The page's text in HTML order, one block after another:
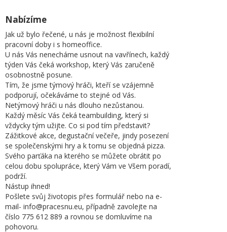
Nabízíme
Jak už bylo řečené, u nás je možnost flexibilní
pracovní doby i s homeoffice.
U nás Vás nenecháme usnout na vavřínech, každý
týden Vás čeká workshop, který Vás zaručeně
osobnostně posune.
Tím, že jsme týmový hráči, kteří se vzájemně
podporují, očekáváme to stejné od Vás.
Netýmový hráči u nás dlouho nezůstanou.
Každý měsíc Vás čeká teambuilding, který si
vždycky tým užijte. Co si pod tím představit?
Zážitkové akce, degustační večeře, jindy posezení
se společenskými hry a k tomu se objedná pizza.
Svého parťáka na kterého se můžete obrátit po
celou dobu spolupráce, který Vám ve Všem poradí,
podrží.
Nástup ihned!
Pošlete svůj životopis přes formulář nebo na e-
mail- info@pracesnu.eu, případně zavolejte na
číslo 775 612 889 a rovnou se domluvíme na
pohovoru.